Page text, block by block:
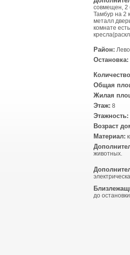
совмещен, 2
Тамбур на 2
металл
комнате
Район:
Остановка:
Общая
Жилая
Этаж: 8
Этажность:
Возраст
Материал:
животных.
до